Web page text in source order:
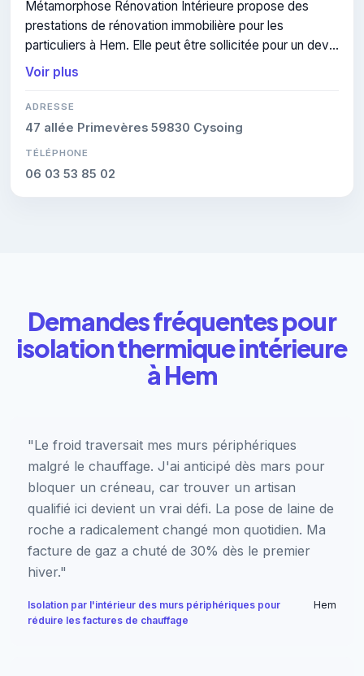
Métamorphose Rénovation Intérieure propose des
prestations de rénovation immobilière pour les
particuliers à Hem. Elle peut être sollicitée pour un devis
en isolation thermique intérieure.
Voir plus
ADRESSE
47 allée Primevères 59830 Cysoing
TÉLÉPHONE
06 03 53 85 02
Demandes fréquentes pour
isolation thermique intérieure
à Hem
"Le froid traversait mes murs périphériques
malgré le chauffage. J'ai anticipé dès mars pour
bloquer un créneau, car trouver un artisan
qualifié ici devient un vrai défi. La pose de laine de
roche a radicalement changé mon quotidien. Ma
facture de gaz a chuté de 30% dès le premier
hiver."
Isolation par l'intérieur des murs périphériques pour
réduire les factures de chauffage
Hem